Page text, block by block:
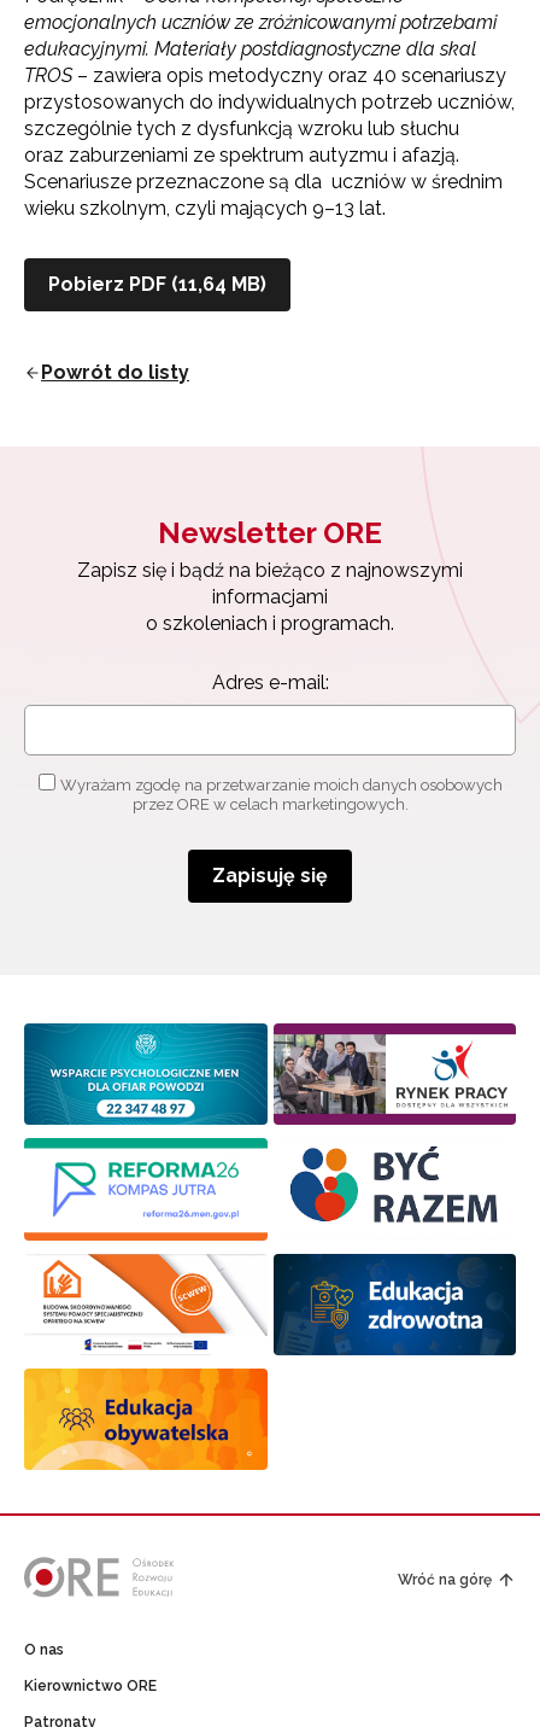
emocjonalnych uczniów ze zróżnicowanymi potrzebami
edukacyjnymi. Materiały postdiagnostyczne dla skal
TROS– zawiera opis metodyczny oraz 40 scenariuszy
przystosowanych do indywidualnych potrzeb uczniów,
szczególnie tych z dysfunkcją wzroku lub słuchu
oraz zaburzeniami ze spektrum autyzmu i afazją.
Scenariusze przeznaczone są dla uczniów w średnim
wieku szkolnym, czyli mających 9–13 lat.
Pobierz PDF (11,64 MB)
Powrót do listy
Newsletter ORE
Zapisz się i bądź na bieżąco z najnowszymi
informacjami
o szkoleniach i programach.
Adres e-mail:
Wyrażam zgodę na przetwarzanie moich danych osobowych
przez ORE w celach marketingowych.
Zapisuję się
Wróć na górę
O nas
Kierownictwo ORE
Patronaty
Newsletter ORE
Zapisz się i bądź na bieżąco z najnowszymi
Adres e-mail:
Zapisuję się